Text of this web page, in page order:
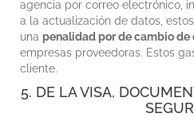
agencia por correo electrónico,
a la actualización de datos,
una penalidad por de cambio de
empresas proveedoras. Estos
cliente.
5. DE LA VISA,